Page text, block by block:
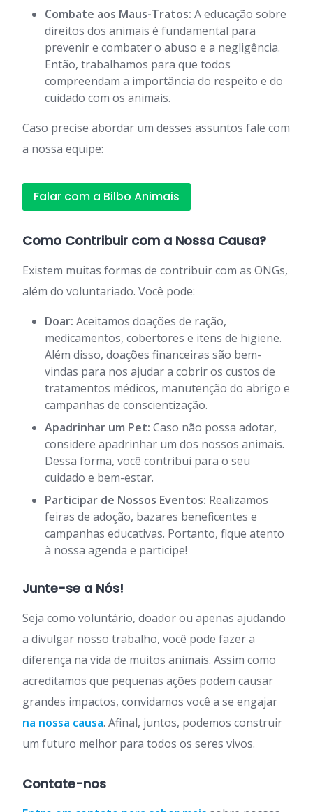
Combate aos Maus-Tratos: A educação sobre
direitos dos animais é fundamental para
prevenir e combater o abuso e a negligência.
Então, trabalhamos para que todos
compreendam a importância do respeito e do
cuidado com os animais.
Caso precise abordar um desses assuntos fale com
a nossa equipe:
Falar com a Bilbo Animais
Como Contribuir com a Nossa Causa?
Existem muitas formas de contribuir com as ONGs,
além do voluntariado. Você pode:
Doar: Aceitamos doações de ração,
medicamentos, cobertores e itens de higiene.
Além disso, doações financeiras são bem-
vindas para nos ajudar a cobrir os custos de
tratamentos médicos, manutenção do abrigo e
campanhas de conscientização.
Apadrinhar um Pet: Caso não possa adotar,
considere apadrinhar um dos nossos animais.
Dessa forma, você contribui para o seu
cuidado e bem-estar.
Participar de Nossos Eventos: Realizamos
feiras de adoção, bazares beneficentes e
campanhas educativas. Portanto, fique atento
à nossa agenda e participe!
Junte-se a Nós!
Seja como voluntário, doador ou apenas ajudando
a divulgar nosso trabalho, você pode fazer a
diferença na vida de muitos animais. Assim como
acreditamos que pequenas ações podem causar
grandes impactos, convidamos você a se engajar
na nossa causa. Afinal, juntos, podemos construir
um futuro melhor para todos os seres vivos.
Contate-nos